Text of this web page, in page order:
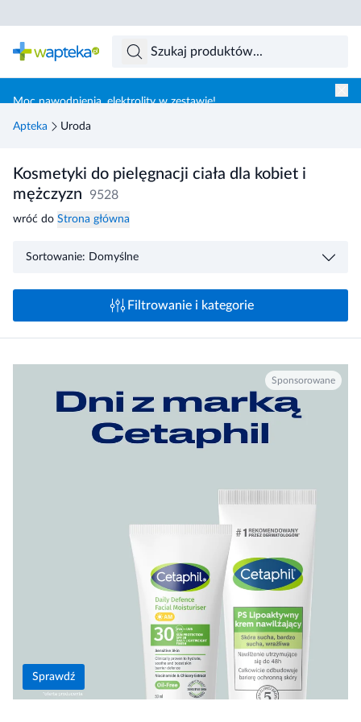
Moc nawodnienia, elektrolity w zestawie!
Apteka Uroda
Kosmetyki do pielęgnacji ciała dla kobiet i
mężczyzn
9528
wróć do Strona główna
Sortowanie: Domyślne
Filtrowanie i kategorie
Sprawdź